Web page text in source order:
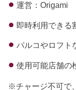
運営：Origami
即時利用できる
パルコやロフト
使用可能店舗の
※チャージ不可で